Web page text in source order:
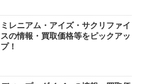
ミレニアム・アイズ・サクリファイ
スの情報・買取価格等をピックアッ
プ！